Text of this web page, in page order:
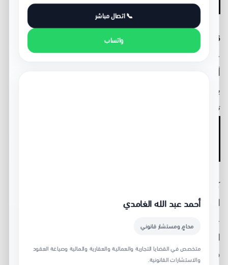
6 معايير تفرق بين المحامي والمستشار القانوني
تساعدك
على اختيار الشخص المناسب قبل رفع دعوى، توقيع عقد،
بالصلاحيات، الترخيص، المسؤولية، وطبيعة الخدمة التي
تحتاجها.
كثير من العملاء يخلطون بين المحامي والمستشار
القانوني، خصوصًا عند طلب استشارة عاجلة أو مراجعة
عقد أو مواجهة مطالبة مالية. هذا الخلط قد يؤدي إلى
فقط، وقد تحتاج في حالات أخرى إلى محامٍ مرخص يتولى
📞 اتصال مباشر
واتساب
أحمد عبد الله الغامدي
محامٍ ومستشار قانوني
متخصص في القضايا التجارية والعمالية والعقارية والمالية وصياغة العقود
والاستشارات القانونية.